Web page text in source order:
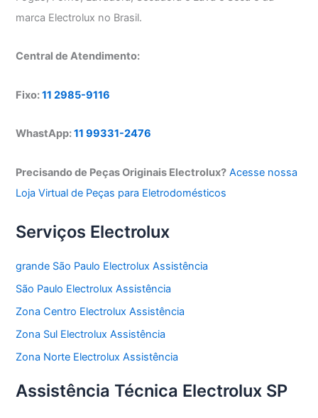
marca Electrolux no Brasil.
Central de Atendimento:
Fixo:11 2985-9116
WhastApp:11 99331-2476
Precisando de Peças Originais Electrolux? Acesse nossa
Loja Virtual de Peças para Eletrodomésticos
Serviços Electrolux
grande São Paulo Electrolux Assistência
São Paulo Electrolux Assistência
Zona Centro Electrolux Assistência
Zona Sul Electrolux Assistência
Zona Norte Electrolux Assistência
Assistência Técnica Electrolux SP